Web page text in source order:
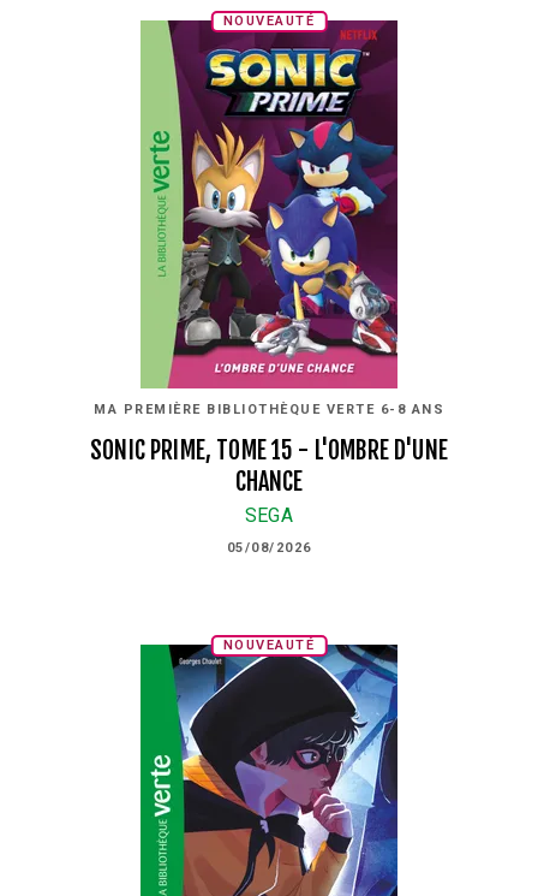
NOUVEAUTÉ
MA PREMIÈRE BIBLIOTHÈQUE VERTE 6-8 ANS
SONIC PRIME, TOME 15 - L'OMBRE D'UNE
CHANCE
SEGA
05/08/2026
NOUVEAUTÉ